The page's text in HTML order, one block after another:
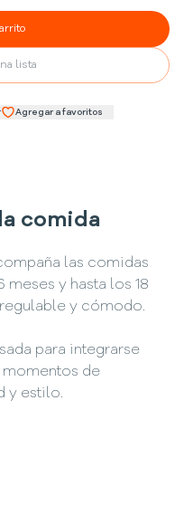
lista
Agregar a favoritos
comida
las comidas
y hasta los 18
y cómodo.
para integrarse
de
y estilo.